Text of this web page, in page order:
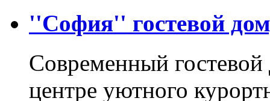
''София'' гостевой
Современный
центре уютного